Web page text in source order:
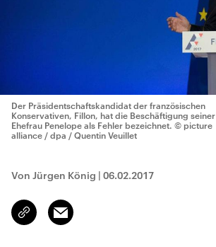
Der Präsidentschaftskandidat der französischen
Konservativen, Fillon, hat die Beschäftigung seiner
Ehefrau Penelope als Fehler bezeichnet. © picture
alliance / dpa / Quentin Veuillet
Von Jürgen König | 06.02.2017
Link
kopieren/teilen
Email